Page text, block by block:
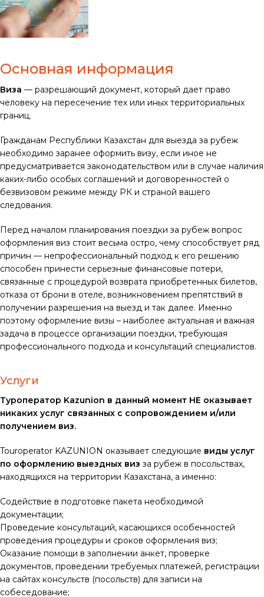
Основная информация
Виза — разрешающий документ, который дает право
человеку на пересечение тех или иных территориальных
границ.
Гражданам Республики Казахстан для выезда за рубеж
необходимо заранее оформить визу, если иное не
предусматривается законодательством или в случае наличия
каких-либо особых соглашений и договоренностей о
безвизовом режиме между РК и страной вашего
следования.
Перед началом планирования поездки за рубеж вопрос
оформления виз стоит весьма остро, чему способствует ряд
причин — непрофессиональный подход к его решению
способен принести серьезные финансовые потери,
связанные с процедурой возврата приобретенных билетов,
отказа от брони в отеле, возникновением препятствий в
получении разрешения на выезд и так далее. Именно
поэтому оформление визы – наиболее актуальная и важная
задача в процессе организации поездки, требующая
профессионального подхода и консультаций специалистов.
Услуги
Туроператор Kazunion в данный момент НЕ оказывает
никаких услуг связанных с сопровождением и/или
получением виз.
Touroperator KAZUNION оказывает следующие виды услуг
по оформлению выездных виз за рубеж в посольствах,
находящихся на территории Казахстана, а именно:
Содействие в подготовке пакета необходимой
документации;
Проведение консультаций, касающихся особенностей
проведения процедуры и сроков оформления виз;
Оказание помощи в заполнении анкет, проверке
документов, проведении требуемых платежей, регистрации
на сайтах консульств (посольств) для записи на
собеседование;